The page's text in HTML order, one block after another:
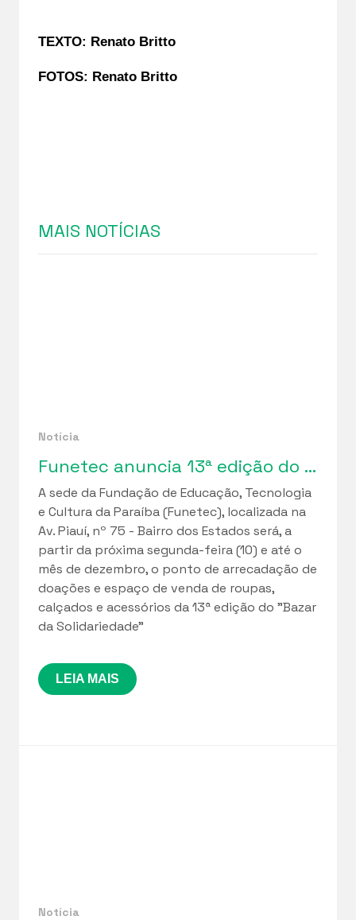
TEXTO: Renato Britto
FOTOS: Renato Britto
MAIS NOTÍCIAS
Notícia
Funetec anuncia 13ª edição do “Bazar da Solidariedade”
A sede da Fundação de Educação, Tecnologia
e Cultura da Paraíba (Funetec), localizada na
Av. Piauí, nº 75 - Bairro dos Estados será, a
partir da próxima segunda-feira (10) e até o
mês de dezembro, o ponto de arrecadação de
doações e espaço de venda de roupas,
calçados e acessórios da 13ª edição do "Bazar
da Solidariedade”
LEIA MAIS
Notícia